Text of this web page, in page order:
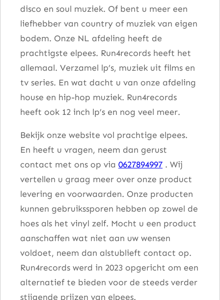
disco en soul muziek. Of bent u meer een
liefhebber van country of muziek van eigen
bodem. Onze NL afdeling heeft de
prachtigste elpees. Run4records heeft het
allemaal. Verzamel lp’s, muziek uit films en
tv series. En wat dacht u van onze afdeling
house en hip-hop muziek. Run4records
heeft ook 12 inch lp’s en nog veel meer.
Bekijk onze website vol prachtige elpees.
En heeft u vragen, neem dan gerust
contact met ons op via 0627894997 . Wij
vertellen u graag meer over onze product
levering en voorwaarden. Onze producten
kunnen gebruikssporen hebben op zowel de
hoes als het vinyl zelf. Mocht u een product
aanschaffen wat niet aan uw wensen
voldoet, neem dan alstublieft contact op.
Run4records werd in 2023 opgericht om een
alternatief te bieden voor de steeds verder
stijgende prijzen van elpees.